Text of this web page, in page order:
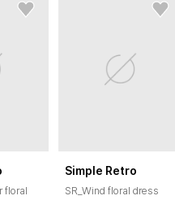
floral
Simple Retro
SR_Wind floral dress